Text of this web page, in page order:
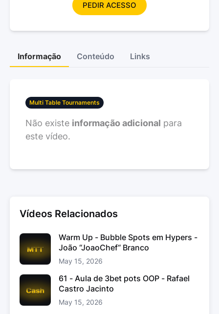
PEDIR ACESSO
Informação Conteúdo Links
Multi Table Tournaments
Não existe informação adicional para
este vídeo.
Vídeos Relacionados
Warm Up - Bubble Spots em Hypers -
João “JoaoChef“ Branco
May 15, 2026
61 - Aula de 3bet pots OOP - Rafael
Castro Jacinto
May 15, 2026